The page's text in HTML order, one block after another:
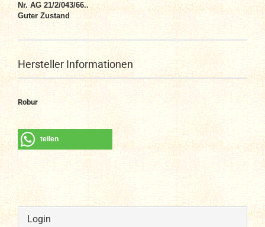
Nr. AG 21/2/043/66..
Guter Zustand
Hersteller Informationen
Robur
teilen
Login